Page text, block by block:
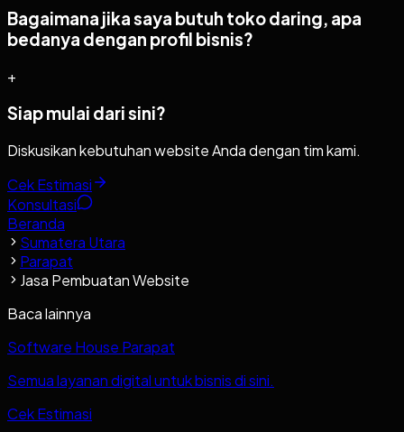
Bagaimana jika saya butuh toko daring, apa
bedanya dengan profil bisnis?
+
Siap mulai dari sini?
Diskusikan kebutuhan website Anda dengan tim kami.
Cek Estimasi
Konsultasi
Beranda
Sumatera Utara
Parapat
Jasa Pembuatan Website
Baca lainnya
Software House Parapat
Semua layanan digital untuk bisnis di sini.
Cek Estimasi